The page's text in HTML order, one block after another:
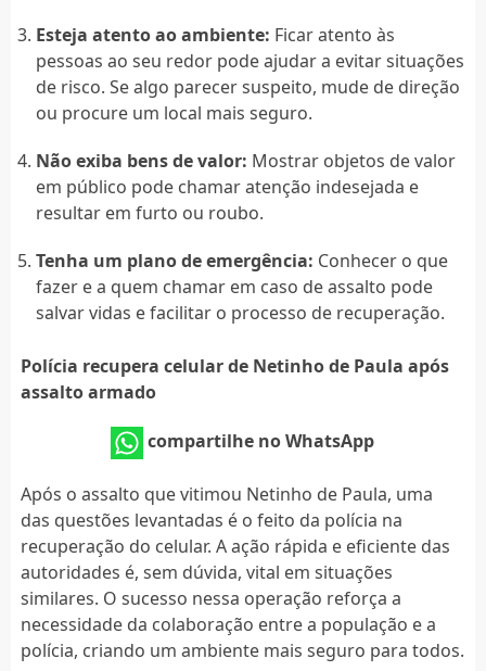
Esteja atento ao ambiente: Ficar atento às
pessoas ao seu redor pode ajudar a evitar situações
de risco. Se algo parecer suspeito, mude de direção
ou procure um local mais seguro.
Não exiba bens de valor: Mostrar objetos de valor
em público pode chamar atenção indesejada e
resultar em furto ou roubo.
Tenha um plano de emergência: Conhecer o que
fazer e a quem chamar em caso de assalto pode
salvar vidas e facilitar o processo de recuperação.
Polícia recupera celular de Netinho de Paula após
assalto armado
compartilhe no WhatsApp
Após o assalto que vitimou Netinho de Paula, uma
das questões levantadas é o feito da polícia na
recuperação do celular. A ação rápida e eficiente das
autoridades é, sem dúvida, vital em situações
similares. O sucesso nessa operação reforça a
necessidade da colaboração entre a população e a
polícia, criando um ambiente mais seguro para todos.